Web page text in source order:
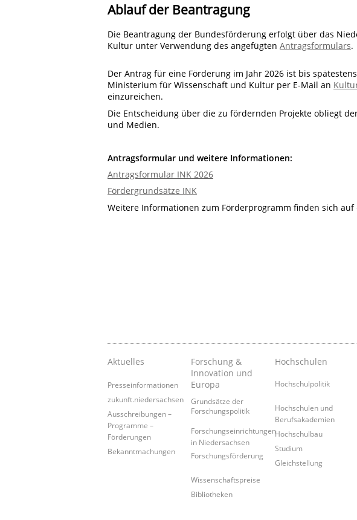
Ablauf der Beantragung
Die Beantragung der Bundesförderung erfolgt über das
Kultur unter Verwendung des angefügten Antragsformulars.
Der Antrag für eine Förderung im Jahr 2026 ist bis
Ministerium für Wissenschaft und Kultur per E-Mail an
einzureichen.
Die Entscheidung über die zu fördernden Projekte obliegt
und Medien.
Antragsformular und weitere Informationen:
Antragsformular INK 2026
Fördergrundsätze INK
Weitere Informationen zum Förderprogramm finden sich auf
Aktuelles
Presseinformationen
zukunft.niedersachsen
Ausschreibungen –
Programme –
Förderungen
Bekanntmachungen
Forschung &
Innovation und
Europa
Grundsätze der
Forschungspolitik
Forschungseinrichtungen
in Niedersachsen
Forschungsförderung
Wissenschaftspreise
Bibliotheken
Hochschulen
Hochschulpolitik
Hochschulen und
Berufsakademien
Hochschulbau
Studium
Gleichstellung